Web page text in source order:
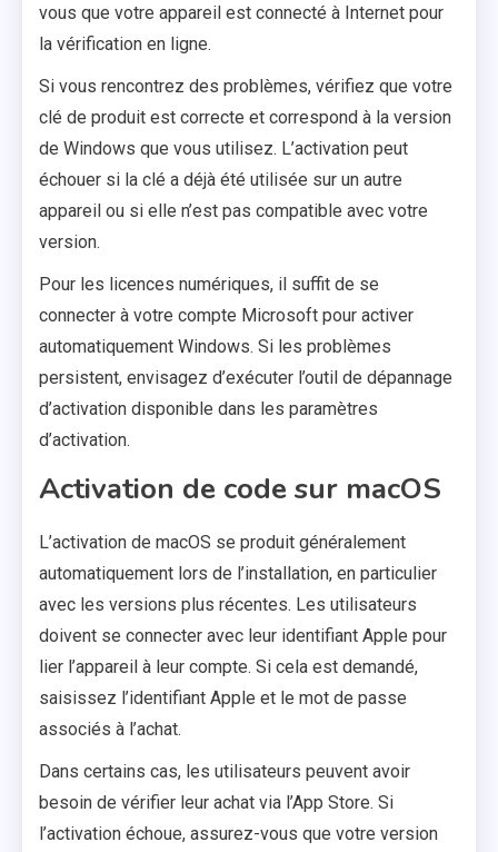
vous que votre appareil est connecté à Internet pour
la vérification en ligne.
Si vous rencontrez des problèmes, vérifiez que votre
clé de produit est correcte et correspond à la version
de Windows que vous utilisez. L’activation peut
échouer si la clé a déjà été utilisée sur un autre
appareil ou si elle n’est pas compatible avec votre
version.
Pour les licences numériques, il suffit de se
connecter à votre compte Microsoft pour activer
automatiquement Windows. Si les problèmes
persistent, envisagez d’exécuter l’outil de dépannage
d’activation disponible dans les paramètres
d’activation.
Activation de code sur macOS
L’activation de macOS se produit généralement
automatiquement lors de l’installation, en particulier
avec les versions plus récentes. Les utilisateurs
doivent se connecter avec leur identifiant Apple pour
lier l’appareil à leur compte. Si cela est demandé,
saisissez l’identifiant Apple et le mot de passe
associés à l’achat.
Dans certains cas, les utilisateurs peuvent avoir
besoin de vérifier leur achat via l’App Store. Si
l’activation échoue, assurez-vous que votre version